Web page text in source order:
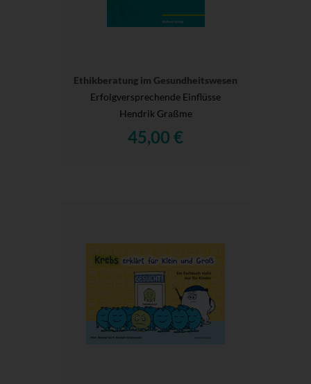
Ethikberatung im Gesundheitswesen
Erfolgversprechende Einflüsse
Hendrik Graßme
45,00 €